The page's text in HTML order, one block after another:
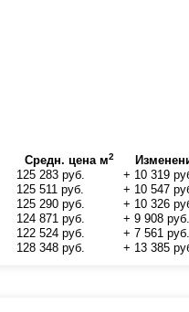
Средн. цена м2
125 283 руб. + 10 319
125 511 руб.
+ 10 547
125 290 руб.
+ 10 326
124 871 руб.
+ 9 908 руб.
122 524 руб.
+ 7 561 руб.
128 348 руб.
+ 13 385